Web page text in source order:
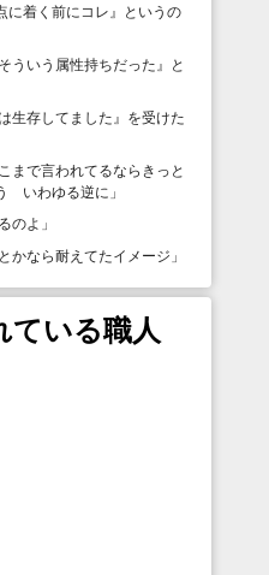
に着く前にコレ』というの
ういう属性持ちだった』と
生存してました』を受けた
まで言われてるならきっと
いわゆる逆に 」
のよ 」
かなら耐えてたイメージ 」
ている職人